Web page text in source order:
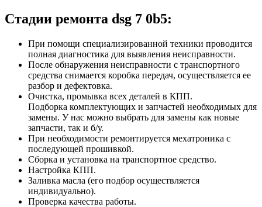
Стадии ремонта dsg 7 0b5:
При помощи специализированной техники проводится
полная диагностика для выявления неисправности.
После обнаружения неисправности с транспортного
средства снимается коробка передач, осуществляется ее
разбор и дефектовка.
Очистка, промывка всех деталей в КПП.
Подборка комплектующих и запчастей необходимых для
замены. У нас можно выбрать для замены как новые
запчасти, так и б/у.
При необходимости ремонтируется мехатроника с
последующей прошивкой.
Сборка и установка на транспортное средство.
Настройка КПП.
Заливка масла (его подбор осуществляется
индивидуально).
Проверка качества работы.